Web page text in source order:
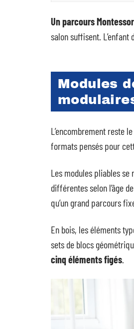
Un parcours
salon suffisent. L’enfant
Modules
L’encombrement reste
formats pensés pour
Les modules pliables
différentes selon l’âge
qu’un grand parcours
En bois, les éléments
sets de blocs
cinq éléments figés.